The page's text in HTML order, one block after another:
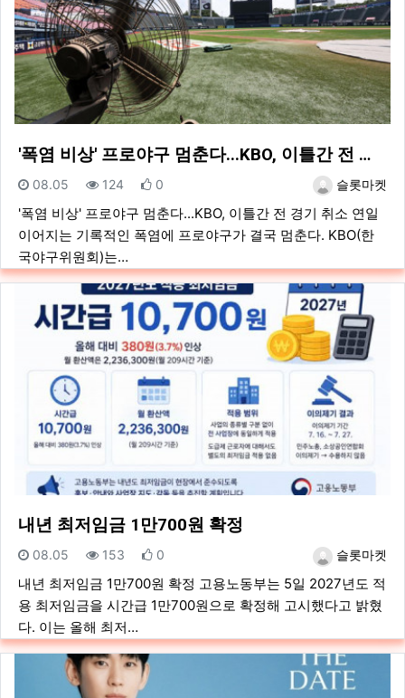
'폭염 비상' 프로야구 멈춘다...KBO, 이틀간 전 …
등록자슬롯마켓
등록일
08.05 조회
124 추천
0
'폭염 비상' 프로야구 멈춘다...KBO, 이틀간 전 경기 취소 연일
이어지는 기록적인 폭염에 프로야구가 결국 멈춘다. KBO(한
국야구위원회)는…
내년 최저임금 1만700원 확정
등록자슬롯마켓
등록일
08.05 조회
153 추천
0
내년 최저임금 1만700원 확정 고용노동부는 5일 2027년도 적
용 최저임금을 시간급 1만700원으로 확정해 고시했다고 밝혔
다. 이는 올해 최저…